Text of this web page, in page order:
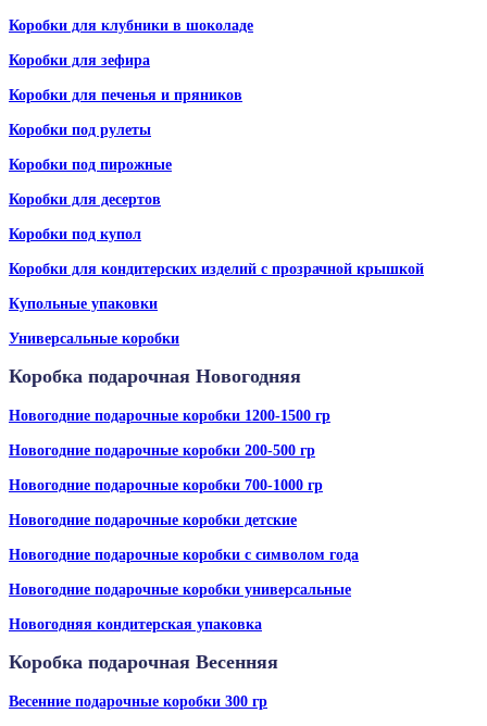
Коробки для клубники в шоколаде
Коробки для зефира
Коробки для печенья и пряников
Коробки под рулеты
Коробки под пирожные
Коробки для десертов
Коробки под купол
Коробки для кондитерских изделий с прозрачной крышкой
Купольные упаковки
Универсальные коробки
Коробка подарочная Новогодняя
Новогодние подарочные коробки 1200-1500 гр
Новогодние подарочные коробки 200-500 гр
Новогодние подарочные коробки 700-1000 гр
Новогодние подарочные коробки детские
Новогодние подарочные коробки с символом года
Новогодние подарочные коробки универсальные
Новогодняя кондитерская упаковка
Коробка подарочная Весенняя
Весенние подарочные коробки 300 гр